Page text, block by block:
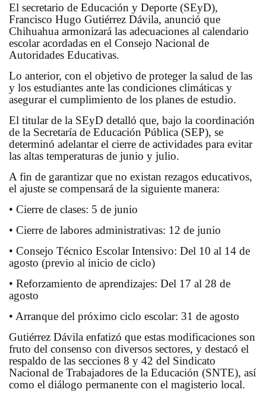
El secretario de Educación y Deporte (SEyD),
Francisco Hugo Gutiérrez Dávila, anunció que
Chihuahua armonizará las adecuaciones al calendario
escolar acordadas en el Consejo Nacional de
Autoridades Educativas.
Lo anterior, con el objetivo de proteger la salud de las
y los estudiantes ante las condiciones climáticas y
asegurar el cumplimiento de los planes de estudio.
El titular de la SEyD detalló que, bajo la coordinación
de la Secretaría de Educación Pública (SEP), se
determinó adelantar el cierre de actividades para evitar
las altas temperaturas de junio y julio.
A fin de garantizar que no existan rezagos educativos,
el ajuste se compensará de la siguiente manera:
• Cierre de clases: 5 de junio
• Cierre de labores administrativas: 12 de junio
• Consejo Técnico Escolar Intensivo: Del 10 al 14 de
agosto (previo al inicio de ciclo)
• Reforzamiento de aprendizajes: Del 17 al 28 de
agosto
• Arranque del próximo ciclo escolar: 31 de agosto
Gutiérrez Dávila enfatizó que estas modificaciones son
fruto del consenso con diversos sectores, y destacó el
respaldo de las secciones 8 y 42 del Sindicato
Nacional de Trabajadores de la Educación (SNTE), así
como el diálogo permanente con el magisterio local.